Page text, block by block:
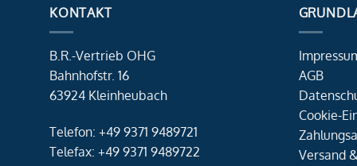
KONTAKT
B.R.-Vertrieb OHG
Bahnhofstr. 16
63924 Kleinheubach
Telefon: +49 9371 9489721
Telefax: +49 9371 9489722
AGB
Cookie-
Versand